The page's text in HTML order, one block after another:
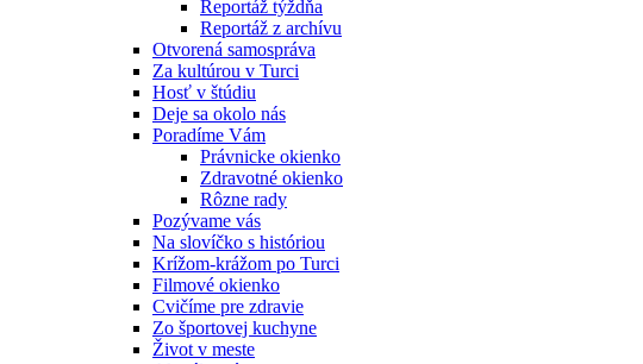
Reportáž týždňa
Reportáž z archívu
Otvorená samospráva
Za kultúrou v Turci
Hosť v štúdiu
Deje sa okolo nás
Poradíme Vám
Právnicke okienko
Zdravotné okienko
Rôzne rady
Pozývame vás
Na slovíčko s históriou
Krížom-krážom po Turci
Filmové okienko
Cvičíme pre zdravie
Zo športovej kuchyne
Život v meste